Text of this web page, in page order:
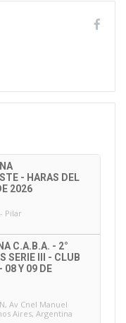
- HARAS DEL
2026
Pilar
C.A.B.A. - 2°
SERIE III - CLUB
08 Y 09 DE
, Av Cnel Manuel
Aires, Argentina